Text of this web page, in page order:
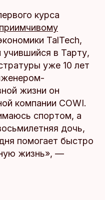
курса
TalTech,
в Тарту,
уже 10 лет
жизни он
компании COWI.
спортом, а
дочь,
помогает быстро
жизнь», —